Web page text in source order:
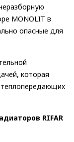
MONOLIT в
опасные для
которая
теплопередающих
RIFAR